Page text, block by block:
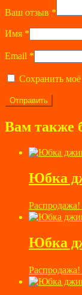
Ваш отзыв *
Имя *
Email *
Сохранить
Вам также
Юбка
Распродажа!
Юбка
Распродажа!